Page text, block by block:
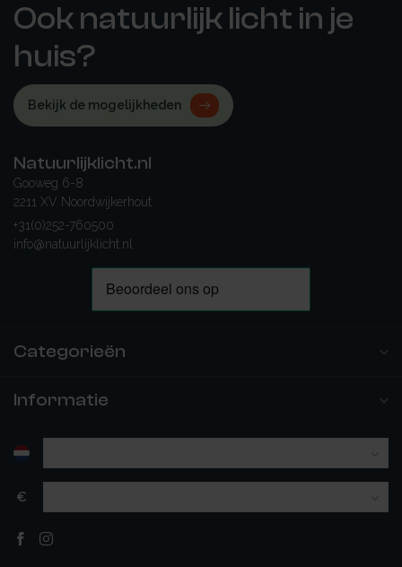
Ook natuurlijk licht in je
huis?
Bekijk de mogelijkheden
Natuurlijklicht.nl
Gooweg 6-8
2211 XV Noordwijkerhout
+31(0)252-760500
info@natuurlijklicht.nl
Categorieën
Informatie
€